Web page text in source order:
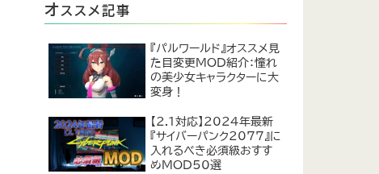
オ ススメ記事
『パルワールド』オススメ見
た目変更MOD紹介：憧れ
の美少女キャラクターに大
変身！
【2.1対応】2024年最新
『サイバーパンク2077』に
入れるべき必須級おすす
めMOD50選